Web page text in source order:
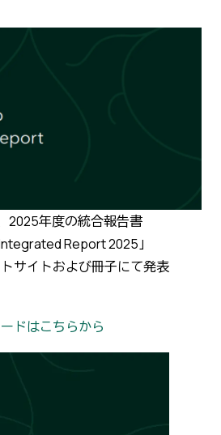
2025年度の統合報告書
Report 2025」
サイトおよび冊子にて発表
ドはこちらから